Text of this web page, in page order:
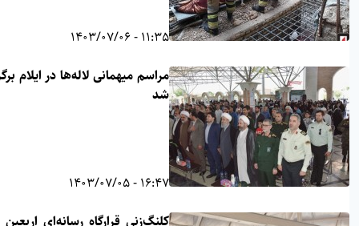
11:35 - 1403/07/06
مراسم میهمانی لاله‌ها در ایلام برگزار
شد
16:47 - 1403/07/05
کلنگ‌زنی قرارگاه رسانه‌ای اربعین در